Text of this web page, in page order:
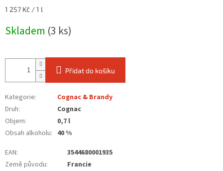
Měrná
1 257 Kč / 1 l
Skladem (3 ks)
Přidat do košíku
Kategorie:
Cognac & Brandy
Druh:
Cognac
Objem:
0,7 l
Obsah alkoholu: 40 %
EAN:
3544680001935
Země původu:
Francie